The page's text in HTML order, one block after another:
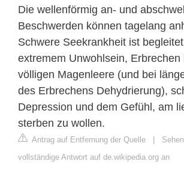
Die wellenförmig an- und
Beschwerden können tagelang
Schwere Seekrankheit ist
extremem Unwohlsein, Erbrechen
völligen Magenleere (und bei
des Erbrechens Dehydrierung),
Depression und dem Gefühl, am
sterben zu wollen.
Antrag auf Entfernung der Quelle |
vollständige Antwort auf de.wikipedia.org an